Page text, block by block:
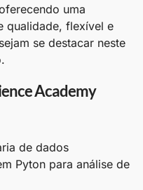
uma
qualidade, flexível e
se destacar neste
Academy
de dados
Pyton para análise de